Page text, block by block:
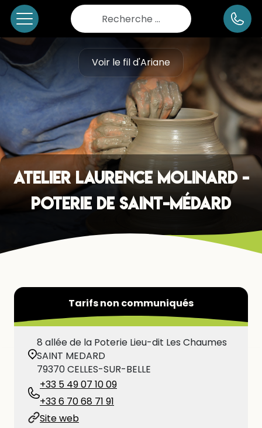
Rechercher
Voir le fil d'Ariane
Atelier Laurence Molinard -
poterie de Saint-Médard
Tarifs non communiqués
8 allée de la Poterie Lieu-dit Les Chaumes
SAINT MEDARD
79370CELLES-SUR-BELLE
+33 5 49 07 10 09
+33 6 70 68 71 91
Site web